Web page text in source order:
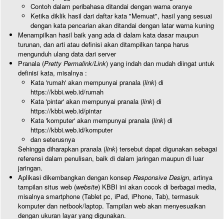
Contoh dalam peribahasa ditandai dengan warna oranye
Ketika diklik hasil dari daftar kata "Memuat", hasil yang sesuai
dengan kata pencarian akan ditandai dengan latar warna kuning
Menampilkan hasil baik yang ada di dalam kata dasar maupun
turunan, dan arti atau definisi akan ditampilkan tanpa harus
mengunduh ulang data dari server
Pranala (Pretty Permalink/Link) yang indah dan mudah diingat untuk
definisi kata, misalnya :
Kata 'rumah' akan mempunyai pranala (link) di
https://kbbi.web.id/rumah
Kata 'pintar' akan mempunyai pranala (link) di
https://kbbi.web.id/pintar
Kata 'komputer' akan mempunyai pranala (link) di
https://kbbi.web.id/komputer
dan seterusnya
Sehingga diharapkan pranala (link) tersebut dapat digunakan sebagai
referensi dalam penulisan, baik di dalam jaringan maupun di luar
jaringan.
Aplikasi dikembangkan dengan konsep Responsive Design, artinya
tampilan situs web (website) KBBI ini akan cocok di berbagai media,
misalnya smartphone (Tablet pc, iPad, iPhone, Tab), termasuk
komputer dan netbook/laptop. Tampilan web akan menyesuaikan
dengan ukuran layar yang digunakan.